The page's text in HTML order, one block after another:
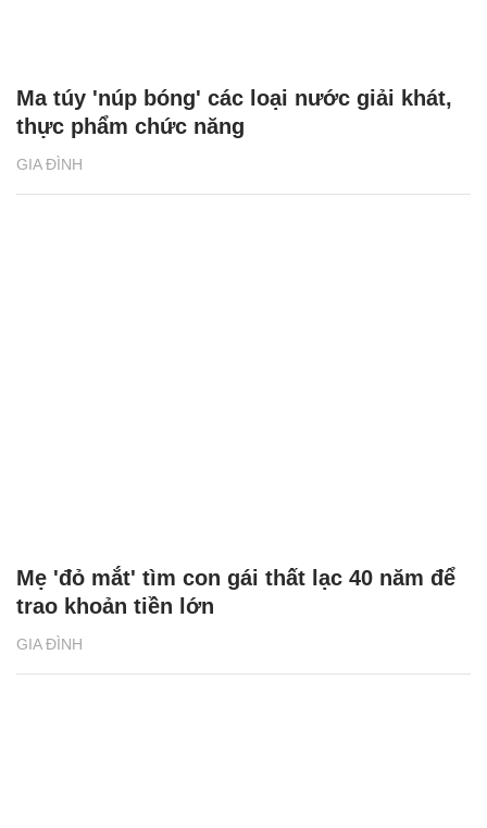
GIA ĐÌNH
Ma túy 'núp bóng' các loại nước giải khát,
thực phẩm chức năng
GIA ĐÌNH
Mẹ 'đỏ mắt' tìm con gái thất lạc 40 năm để
trao khoản tiền lớn